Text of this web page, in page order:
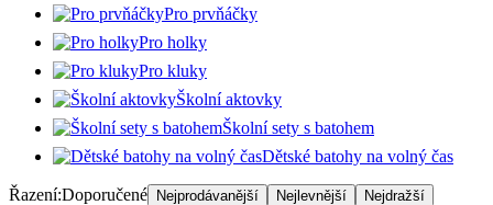
Pro prvňáčky
Pro holky
Pro kluky
Školní aktovky
Školní sety s batohem
Dětské batohy na volný čas
Řazení:Doporučené Nejprodávanější Nejlevnější Nejdražší